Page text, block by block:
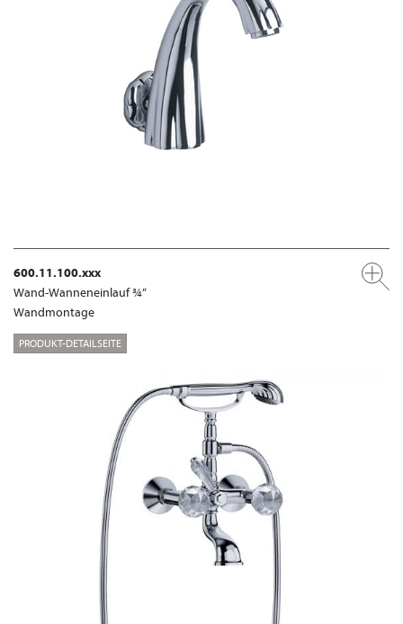
600.11.100.xxx
Wand-Wanneneinlauf ¾“
Wandmontage
PRODUKT-DETAILSEITE